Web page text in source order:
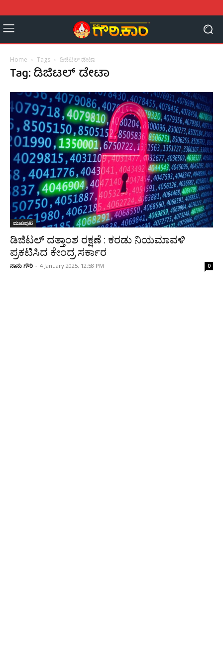
Home Tags ಡಿಜಿಟಲ್ ಡೇಟಾ
Tag: ಡಿಜಿಟಲ್ ಡೇಟಾ
ಮುಖಪುಟ
ಡಿಜಿಟಲ್ ದತ್ತಾಂಶ ರಕ್ಷಣೆ : ಕರಡು ನಿಯಮಾವಳಿ
ಪ್ರಕಟಿಸಿದ ಕೇಂದ್ರ ಸರ್ಕಾರ
ನಾನು ಗೌರಿ - 4 January 2025, 12:58 PM 0